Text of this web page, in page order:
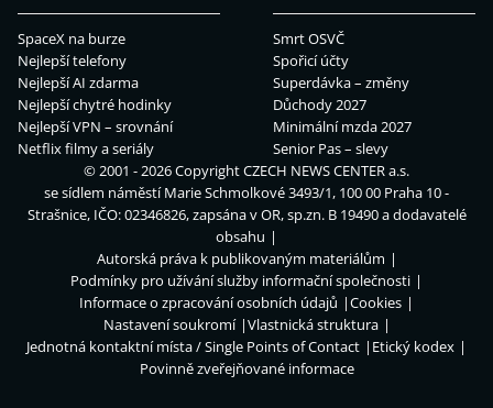
SpaceX na burze
Nejlepší telefony
Nejlepší AI zdarma
Nejlepší chytré hodinky
Nejlepší VPN – srovnání
Netflix filmy a seriály
Smrt OSVČ
Spořicí účty
Superdávka – změny
Důchody 2027
Minimální mzda 2027
Senior Pas – slevy
© 2001 - 2026 CopyrightCZECH NEWS CENTER a.s.
se sídlem náměstí Marie Schmolkové 3493/1, 100 00 Praha 10 -
Strašnice, IČO: 02346826, zapsána v OR, sp.zn. B 19490 a dodavatelé
obsahu
Autorská práva k publikovaným materiálům
Podmínky pro užívání služby informační společnosti
Informace o zpracování osobních údajů
Cookies
Nastavení soukromí
Vlastnická struktura
Jednotná kontaktní místa / Single Points of Contact
Etický kodex
Povinně zveřejňované informace